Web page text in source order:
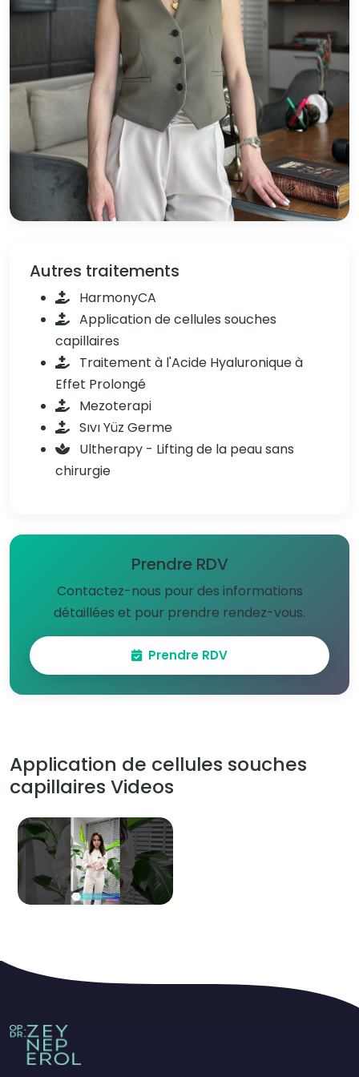
Autres traitements
HarmonyCA
Application de cellules souches
capillaires
Traitement à l'Acide Hyaluronique à
Effet Prolongé
Mezoterapi
Sıvı Yüz Germe
Ultherapy - Lifting de la peau sans
chirurgie
Prendre RDV
Contactez-nous pour des informations
détaillées et pour prendre rendez-vous.
Prendre RDV
Application de cellules souches
capillaires Videos